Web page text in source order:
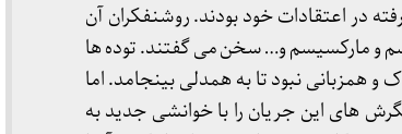
در اعتقادات خود بودند. روشنفکران آن
و مارکسیسم و… سخن می گفتند. توده ها
و همزبانی نبود تا به همدلی بینجامد. اما
های این جریان را با خوانشی جدید به